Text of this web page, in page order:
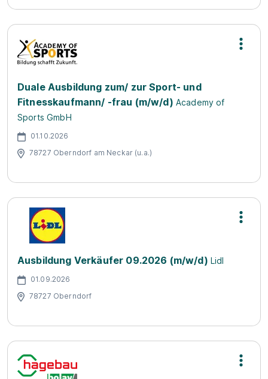
Duale Ausbildung zum/ zur Sport- und
Fitnesskaufmann/ -frau (m/w/d) Academy of
Sports GmbH
01.10.2026
78727 Oberndorf am Neckar (u.a.)
Ausbildung Verkäufer 09.2026 (m/w/d) Lidl
01.09.2026
78727 Oberndorf